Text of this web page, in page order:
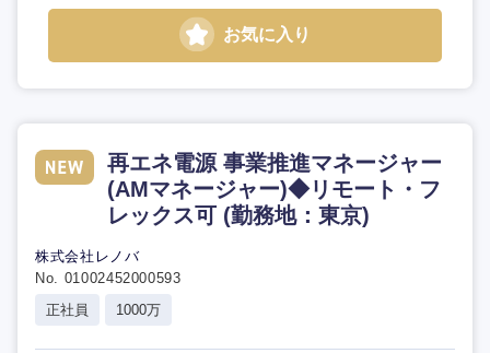
お気に入り
再エネ電源 事業推進マネージャー
(AMマネージャー)◆リモート・フ
レックス可 (勤務地：東京)
株式会社レノバ
No. 01002452000593
正社員
1000万